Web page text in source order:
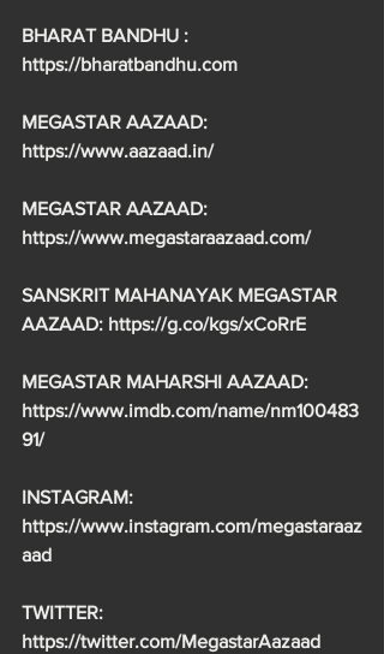
BHARAT BANDHU :
https://bharatbandhu.com
MEGASTAR AAZAAD:
https://www.aazaad.in/
MEGASTAR AAZAAD:
https://www.megastaraazaad.com/
SANSKRIT MAHANAYAK MEGASTAR
AAZAAD: https://g.co/kgs/xCoRrE
MEGASTAR MAHARSHI AAZAAD:
https://www.imdb.com/name/nm100483
91/
INSTAGRAM:
https://www.instagram.com/megastaraaz
aad
TWITTER:
https://twitter.com/MegastarAazaad